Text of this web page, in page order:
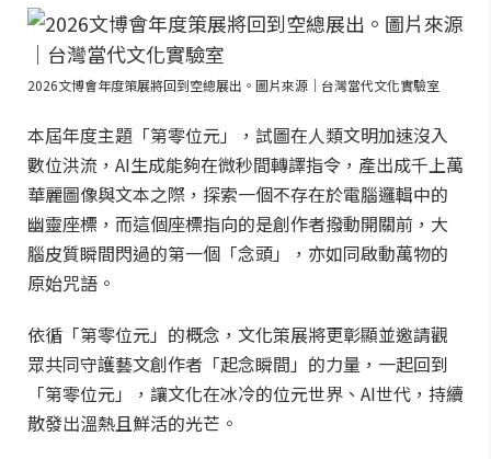
2026文博會年度策展將回到空總展出。圖片來源｜台灣當代文化實驗室
本屆年度主題「第零位元」，試圖在人類文明加速沒入
數位洪流，AI生成能夠在微秒間轉譯指令，產出成千上萬
華麗圖像與文本之際，探索一個不存在於電腦邏輯中的
幽靈座標，而這個座標指向的是創作者撥動開關前，大
腦皮質瞬間閃過的第一個「念頭」，亦如同啟動萬物的
原始咒語。
依循「第零位元」的概念，文化策展將更彰顯並邀請觀
眾共同守護藝文創作者「起念瞬間」的力量，一起回到
「第零位元」，讓文化在冰冷的位元世界、AI世代，持續
散發出溫熱且鮮活的光芒。